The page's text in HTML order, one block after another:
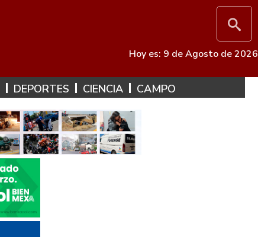
Hoy es: 9 de Agosto de 2026
DEPORTES CIENCIA CAMPO